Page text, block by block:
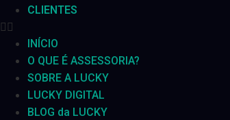
CLIENTES
INÍCIO
O QUE É ASSESSORIA?
SOBRE A LUCKY
LUCKY DIGITAL
BLOG da LUCKY